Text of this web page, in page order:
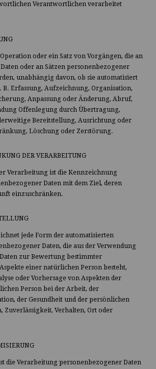
Verantwortlichen verarbeitet
oder ein Satz von Vorgängen, die an
oder an Sätzen personenbezogener
unabhängig davon, ob sie automatisiert
B. Erfassung, Aufzeichnung, Organisation,
Anpassung oder Änderung, Abruf,
Offenlegung durch Übertragung,
Bereitstellung, Ausrichtung oder
Löschung oder Zerstörung.
DER VERARBEITUNG
Verarbeitung ist die Kennzeichnung
Daten mit dem Ziel, deren
einzuschränken.
jede Form der automatisierten
Daten, die aus der Verwendung
zur Bewertung bestimmter
einer natürlichen Person besteht,
oder Vorhersage von Aspekten der
Person bei der Arbeit, der
der Gesundheit und der persönlichen
Zuverlässigkeit, Verhalten, Ort oder
die Verarbeitung personenbezogener Daten